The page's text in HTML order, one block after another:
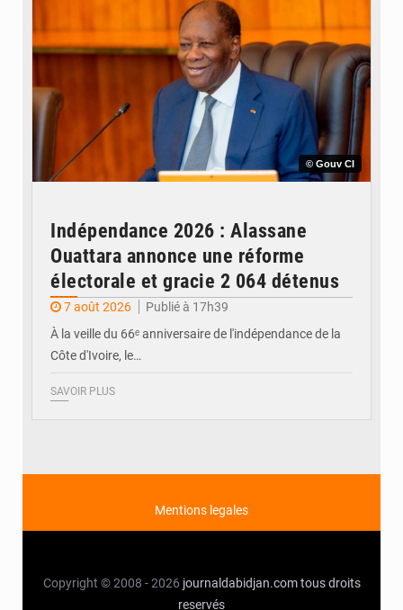
© Gouv CI
Indépendance 2026 : Alassane
Ouattara annonce une réforme
électorale et gracie 2 064 détenus
7 août 2026
Publié à 17h39
À la veille du 66ᵉ anniversaire de l'indépendance de la
Côte d'Ivoire, le…
SAVOIR PLUS
Mentions legales
Copyright © 2008 - 2026 journaldabidjan.com tous droits
reservés